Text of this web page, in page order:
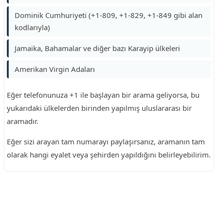
Dominik Cumhuriyeti (+1-809, +1-829, +1-849 gibi alan
kodlarıyla)
Jamaika, Bahamalar ve diğer bazı Karayip ülkeleri
Amerikan Virgin Adaları
Eğer telefonunuza +1 ile başlayan bir arama geliyorsa, bu
yukarıdaki ülkelerden birinden yapılmış uluslararası bir
aramadır.
Eğer sizi arayan tam numarayı paylaşırsanız, aramanın tam
olarak hangi eyalet veya şehirden yapıldığını belirleyebilirim.